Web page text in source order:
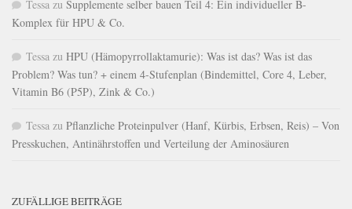
Tessa zu Supplemente selber bauen Teil 4: Ein individueller B-
Komplex für HPU & Co.
Tessa zu HPU (Hämopyrrollaktamurie): Was ist das? Was ist das
Problem? Was tun? + einem 4-Stufenplan (Bindemittel, Core 4, Leber,
Vitamin B6 (P5P), Zink & Co.)
Tessa zu Pflanzliche Proteinpulver (Hanf, Kürbis, Erbsen, Reis) – Von
Presskuchen, Antinährstoffen und Verteilung der Aminosäuren
ZUFÄLLIGE BEITRÄGE